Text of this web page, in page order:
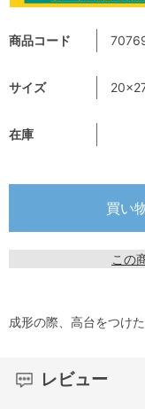
商品コード
サイズ
在庫
この
成形の際、高台をつけ
レビュー